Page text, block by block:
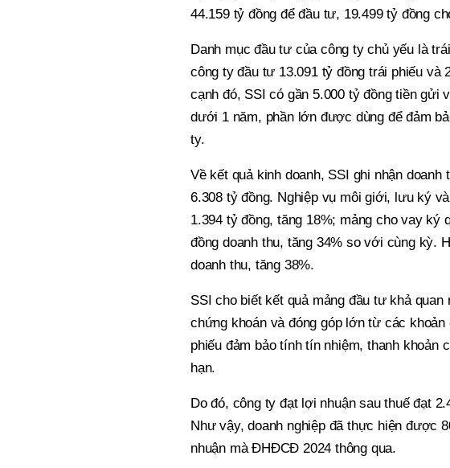
44.159 tỷ đồng để đầu tư, 19.499 tỷ đồng
Danh mục đầu tư của công ty chủ yếu là
công ty đầu tư 13.091 tỷ đồng trái phiếu và
cạnh đó, SSI có gần 5.000 tỷ đồng tiền gửi
dưới 1 năm, phần lớn được dùng để đảm
ty.
Về kết quả kinh doanh, SSI ghi nhận doanh
6.308 tỷ đồng. Nghiệp vụ môi giới, lưu ký
1.394 tỷ đồng, tăng 18%; mảng cho vay
đồng doanh thu, tăng 34% so với cùng kỳ.
doanh thu, tăng 38%.
SSI cho biết kết quả mảng đầu tư khả
chứng khoán và đóng góp lớn từ các
phiếu đảm bảo tính tín nhiệm, thanh khoản
hạn.
Do đó, công ty đạt lợi nhuận sau thuế đạt
Như vậy, doanh nghiệp đã thực hiện được
nhuận mà ĐHĐCĐ 2024 thông qua.